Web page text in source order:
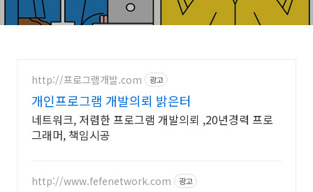
http://프로그램개발.com 광고
개인프로그램 개발의뢰 밝은터
네트워크, 저렴한 프로그램 개발의뢰 ,20년경력 프로
그래머, 책임시공
http://www.fefenetwork.com 광고